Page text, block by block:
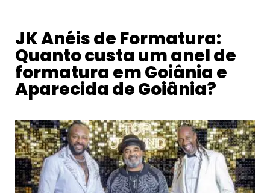
JK Anéis de Formatura:
Quanto custa um anel de
formatura em Goiânia e
Aparecida de Goiânia?